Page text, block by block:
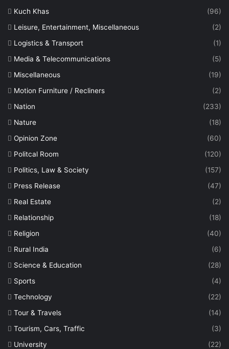
Kuch Khas
(96)
Leisure, Entertainment, Miscellaneous
(2)
Logistics & Transport
(1)
Media & Telecommunications
(5)
Miscellaneous
(19)
Motion Furniture / Recliners
(2)
Nation
(233)
Nature
(18)
Opinion Zone
(60)
Politcal Room
(120)
Politics, Law & Society
(157)
Press Release
(47)
Real Estate
(2)
Relationship
(18)
Religion
(40)
Rural India
(6)
Science & Education
(28)
Sports
(4)
Technology
(22)
Tour & Travels
(14)
Tourism, Cars, Traffic
(3)
University
(22)